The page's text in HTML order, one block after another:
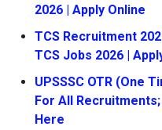
2026 | Apply Online
TCS Recruitment
TCS Jobs 2026 |
UPSSSC OTR (One
For All
Here